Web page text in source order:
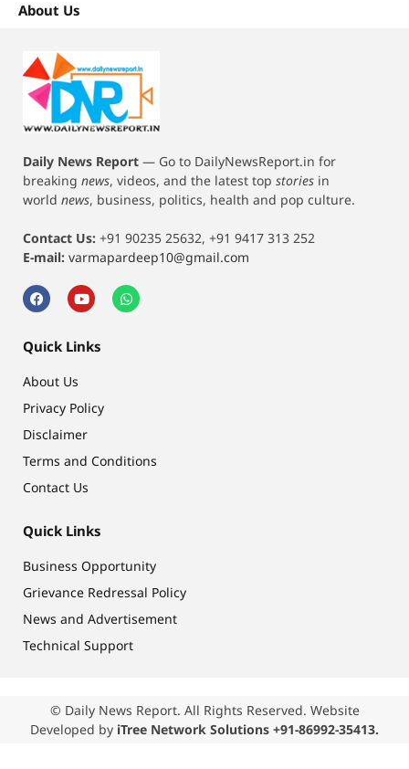
About Us
Daily News Report — Go to DailyNewsReport.in for
breaking news, videos, and the latest top stories in
world news, business, politics, health and pop culture.
Contact Us: +91 90235 25632, +91 9417 313 252
E-mail: varmapardeep10@gmail.com
Quick Links
About Us
Privacy Policy
Disclaimer
Terms and Conditions
Contact Us
Quick Links
Business Opportunity
Grievance Redressal Policy
News and Advertisement
Technical Support
© Daily News Report. All Rights Reserved. Website
Developed by iTree Network Solutions +91-86992-35413.